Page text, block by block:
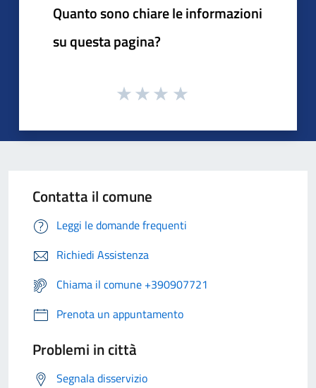
Quanto sono chiare le informazioni
su questa pagina?
Contatta il comune
Leggi le domande frequenti
Richiedi Assistenza
Chiama il comune +390907721
Prenota un appuntamento
Problemi in città
Segnala disservizio